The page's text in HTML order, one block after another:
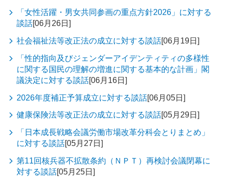
「女性活躍・男女共同参画の重点方針2026」に対する
談話[06月26日]
社会福祉法等改正法の成立に対する談話[06月19日]
「性的指向及びジェンダーアイデンティティの多様性
に関する国民の理解の増進に関する基本的な計画」閣
議決定に対する談話[06月16日]
2026年度補正予算成立に対する談話[06月05日]
健康保険法等改正法の成立に対する談話[05月29日]
「日本成長戦略会議労働市場改革分科会とりまとめ」
に対する談話[05月27日]
第11回核兵器不拡散条約（ＮＰＴ）再検討会議閉幕に
対する談話[05月25日]